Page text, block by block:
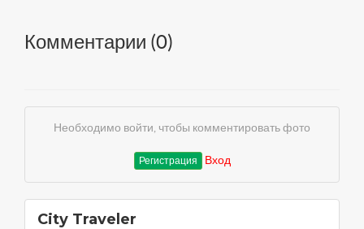
Комментарии (0)
Необходимо войти, чтобы комментировать фото
Регистрация Вход
City Traveler